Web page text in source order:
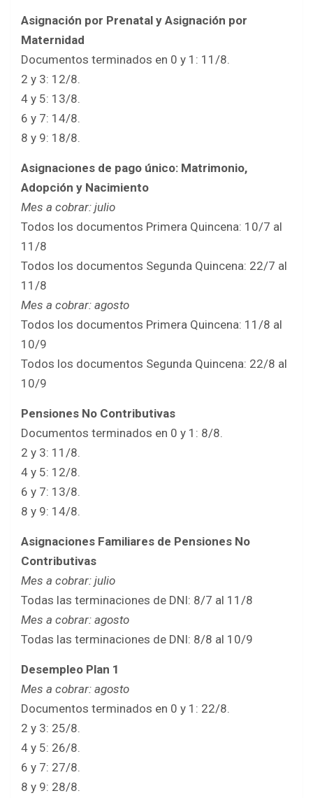
Asignación por Prenatal y Asignación por
Maternidad
Documentos terminados en 0 y 1: 11/8.
2 y 3: 12/8.
4 y 5: 13/8.
6 y 7: 14/8.
8 y 9: 18/8.
Asignaciones de pago único: Matrimonio,
Adopción y Nacimiento
Mes a cobrar: julio
Todos los documentos Primera Quincena: 10/7 al
11/8
Todos los documentos Segunda Quincena: 22/7 al
11/8
Mes a cobrar: agosto
Todos los documentos Primera Quincena: 11/8 al
10/9
Todos los documentos Segunda Quincena: 22/8 al
10/9
Pensiones No Contributivas
Documentos terminados en 0 y 1: 8/8.
2 y 3: 11/8.
4 y 5: 12/8.
6 y 7: 13/8.
8 y 9: 14/8.
Asignaciones Familiares de Pensiones No
Contributivas
Mes a cobrar: julio
Todas las terminaciones de DNI: 8/7 al 11/8
Mes a cobrar: agosto
Todas las terminaciones de DNI: 8/8 al 10/9
Desempleo Plan 1
Mes a cobrar: agosto
Documentos terminados en 0 y 1: 22/8.
2 y 3: 25/8.
4 y 5: 26/8.
6 y 7: 27/8.
8 y 9: 28/8.